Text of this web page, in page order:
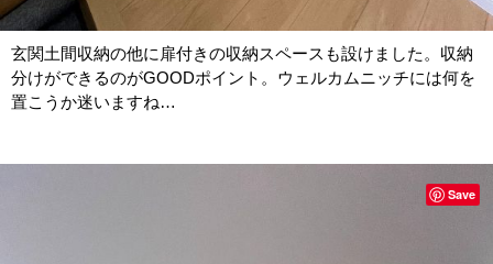
玄関土間収納の他に扉付きの収納スペースも設けました。収納
分けができるのがGOODポイント。ウェルカムニッチには何を
置こうか迷いますね…
Save